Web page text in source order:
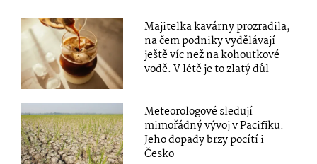
Majitelka kavárny prozradila,
na čem podniky vydělávají
ještě víc než na kohoutkové
vodě. V létě je to zlatý důl
Meteorologové sledují
mimořádný vývoj v Pacifiku.
Jeho dopady brzy pocítí i
Česko